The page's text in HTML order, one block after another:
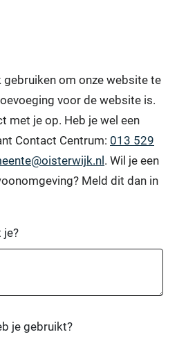
gebruiken om onze website te
voor de website is.
met je op. Heb je wel een
Contact Centrum: 013 529
. Wil je een
Meld dit dan in
je?
je gebruikt?